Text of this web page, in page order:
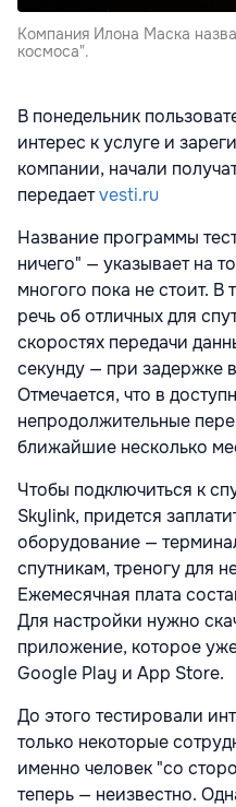
Компания Илона Маска
космоса".
В понедельник
интерес к услуге и
компании, начали
передаетvesti.ru
Название программы
ничего" — указывает на
многого пока не стоит.
речь об отличных для
скоростях передачи
секунду — при задержке
Отмечается, что в
непродолжительные
ближайшие несколько
Чтобы подключиться к
Skylink, придется
оборудование —
спутникам, треногу для
Ежемесячная плата
Для настройки нужно
приложение, которое
Google Play и App Store.
До этого тестировали
только некоторые
именно человек "со
теперь — неизвестно.